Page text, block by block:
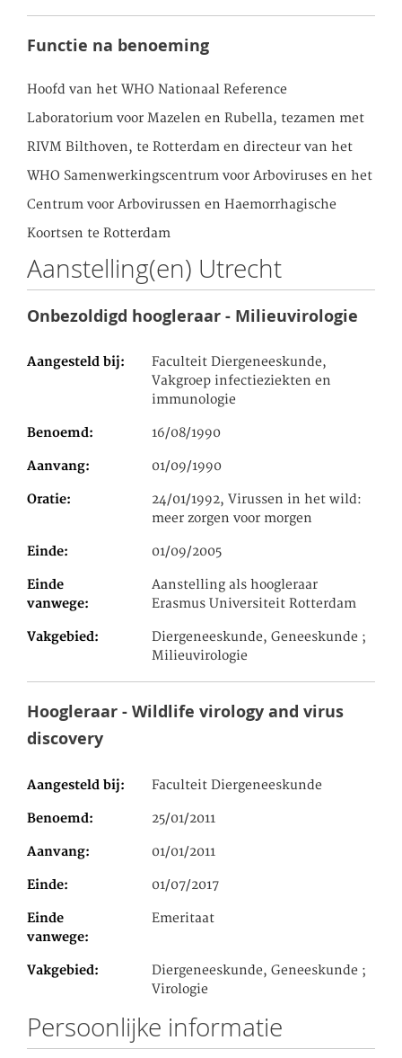
Functie na benoeming
Hoofd van het WHO Nationaal Reference
Laboratorium voor Mazelen en Rubella, tezamen met
RIVM Bilthoven, te Rotterdam en directeur van het
WHO Samenwerkingscentrum voor Arboviruses en het
Centrum voor Arbovirussen en Haemorrhagische
Koortsen te Rotterdam
Aanstelling(en) Utrecht
Onbezoldigd hoogleraar - Milieuvirologie
Aangesteld bij
Faculteit Diergeneeskunde,
Vakgroep infectieziekten en
immunologie
Benoemd 16/08/1990
Aanvang 01/09/1990
Oratie
24/01/1992, Virussen in het wild:
meer zorgen voor morgen
Einde 01/09/2005
Einde
vanwege
Aanstelling als hoogleraar
Erasmus Universiteit Rotterdam
Vakgebied
Diergeneeskunde, Geneeskunde ;
Milieuvirologie
Hoogleraar - Wildlife virology and virus
discovery
Aangesteld bij Faculteit Diergeneeskunde
Benoemd 25/01/2011
Aanvang 01/01/2011
Einde 01/07/2017
Einde
vanwege
Emeritaat
Vakgebied
Diergeneeskunde, Geneeskunde ;
Virologie
Persoonlijke informatie